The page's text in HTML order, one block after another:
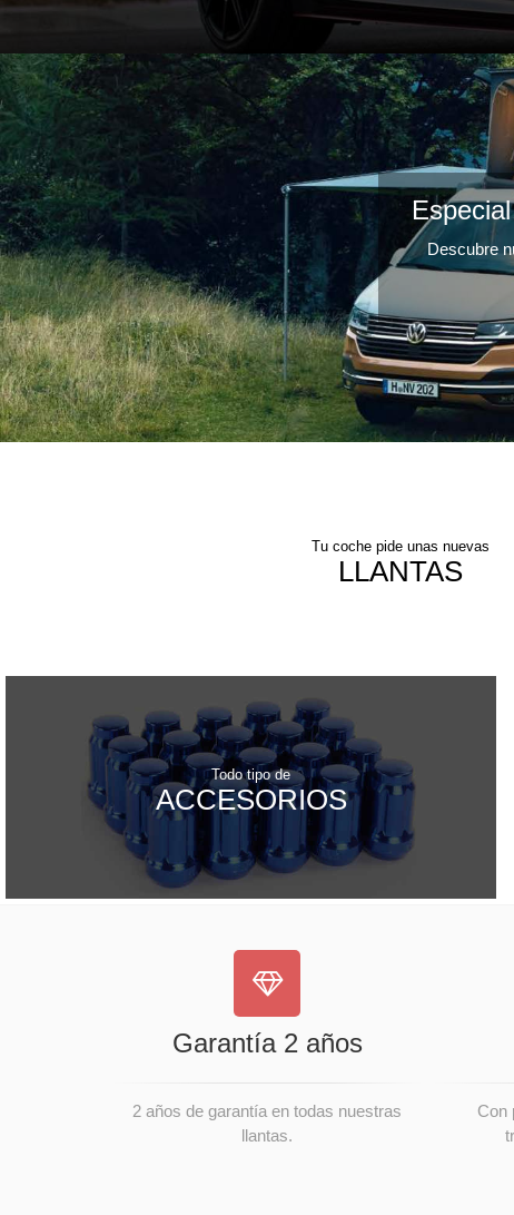
Descubre
Tu coche pide unas nuevas
LLANTAS
Todo tipo de
ACCESORIOS
Garantía 2 años
2 años de garantía en todas nuestras
llantas.
Con